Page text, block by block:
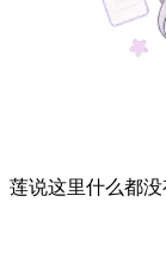
莲说这里什么都没